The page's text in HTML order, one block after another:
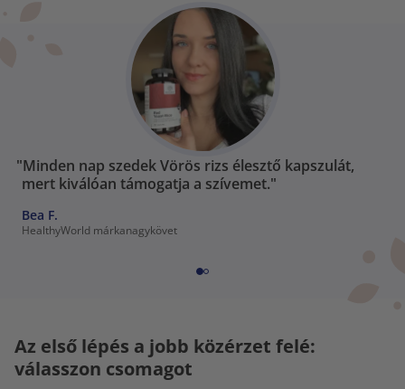
"Minden nap szedek Vörös rizs élesztő kapszulát,
mert kiválóan támogatja a szívemet."
Bea F.
HealthyWorld márkanagykövet
Az első lépés a jobb közérzet felé:
válasszon csomagot